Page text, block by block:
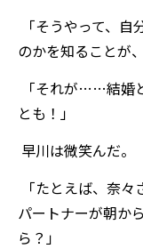
「そうやって、
のかを知ることが
「それが……結婚
とも！」
早川は微笑んだ。
「たとえば、奈
パートナーが朝か
ら？」